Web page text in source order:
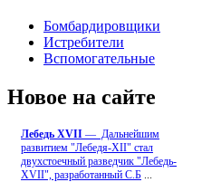
Бомбардировщики
Истребители
Вспомогательные
Новое на сайте
Лебедь ХVII — Дальнейшим
развитием "Лебедя-ХII" стал
двухстоечный разведчик "Лебедь-
XVII", разработанный С.Б